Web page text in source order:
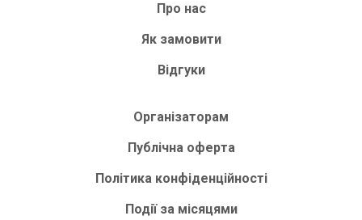
Про нас
Як замовити
Відгуки
Організаторам
Публічна оферта
Політика конфіденційності
Події за місяцями